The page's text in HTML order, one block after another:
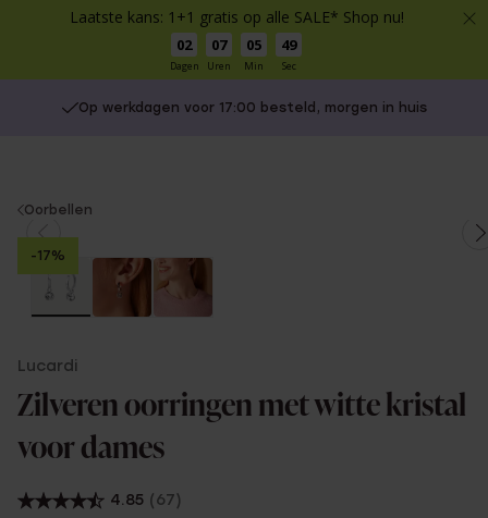
Laatste kans: 1+1 gratis op alle SALE* Shop nu!
02
Dagen
07
Uren
05
Min
49
Sec
Op werkdagen voor 17:00 besteld, morgen in huis
You
are
here:
Oorbellen
-17%
Lucardi
Zilveren oorringen met witte kristal
voor dames
4.85 (67)